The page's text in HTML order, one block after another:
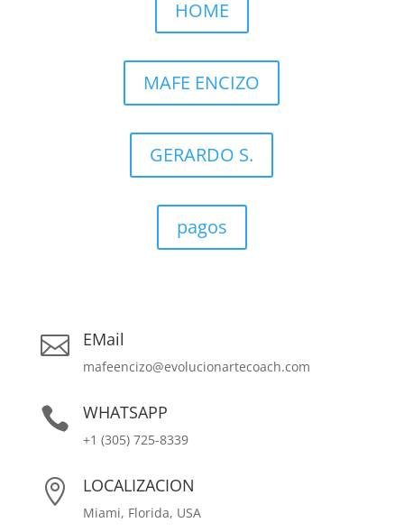
HOME
MAFE ENCIZO
GERARDO S.
pagos
 EMail
mafeencizo@evolucionartecoach.com
 WHATSAPP
+1 (305) 725-8339
 LOCALIZACION
Miami, Florida, USA